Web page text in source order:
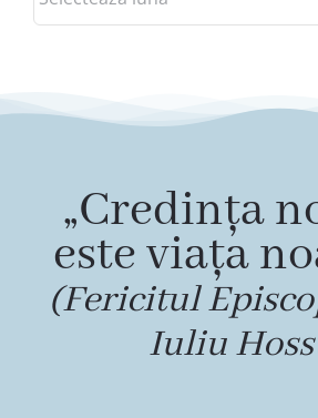
„Credința
este viața
(Fericitul
Iuliu